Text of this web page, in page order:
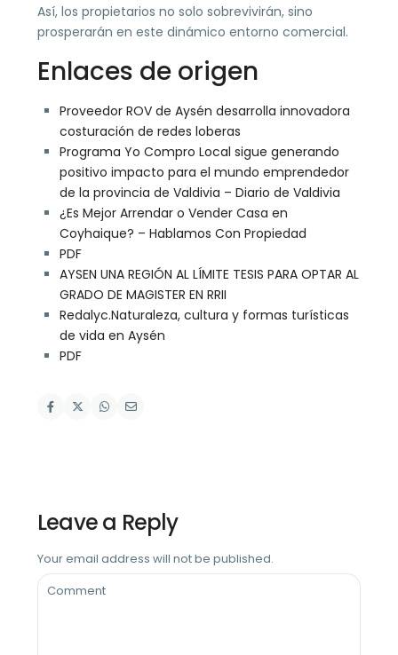
Así, los propietarios no solo sobrevivirán, sino
prosperarán en este dinámico entorno comercial.
Enlaces de origen
Proveedor ROV de Aysén desarrolla innovadora
costuración de redes loberas
Programa Yo Compro Local sigue generando
positivo impacto para el mundo emprendedor
de la provincia de Valdivia – Diario de Valdivia
¿Es Mejor Arrendar o Vender Casa en
Coyhaique? – Hablamos Con Propiedad
PDF
AYSEN UNA REGIÓN AL LÍMITE TESIS PARA OPTAR AL
GRADO DE MAGISTER EN RRII
Redalyc.Naturaleza, cultura y formas turísticas
de vida en Aysén
PDF
Leave a Reply
Your email address will not be published.